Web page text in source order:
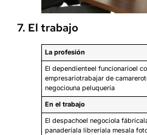
7. El trabajo
La profesión
El dependienteel funcionarioel
empresariotrabajar de
negociouna peluquería
En el trabajo
El despachoel negociola
panaderíala libreríala mesala